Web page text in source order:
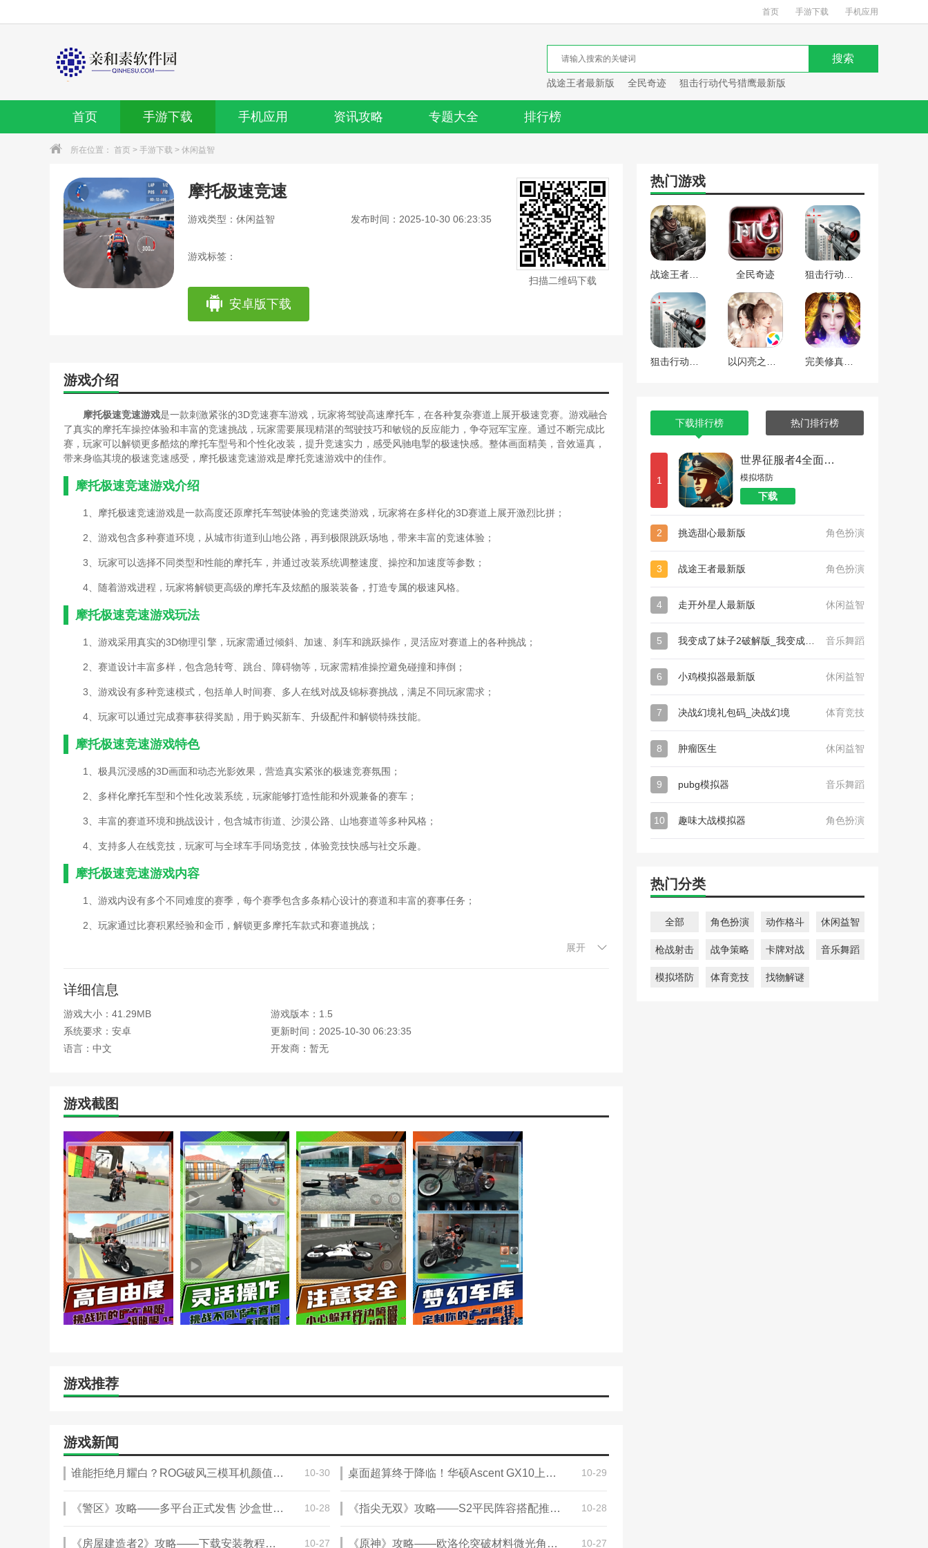
首页 手游下载 手机应用
战途王者最新版 全民奇迹 狙击行动代号猎鹰最新版
首页 手游下载 手机应用 资讯攻略 专题大全 排行榜
所在位置： 首页 > 手游下载 > 休闲益智
摩托极速竞速
游戏类型：休闲益智 发布时间：2025-10-30 06:23:35
游戏标签：
安卓版下载
扫描二维码下载
游戏介绍
摩托极速竞速游戏是一款刺激紧张的3D竞速赛车游戏，玩家将驾驶高速摩托车，在各种复杂赛道上展开极速竞赛。游戏融合
了真实的摩托车操控体验和丰富的竞速挑战，玩家需要展现精湛的驾驶技巧和敏锐的反应能力，争夺冠军宝座。通过不断完成比
赛，玩家可以解锁更多酷炫的摩托车型号和个性化改装，提升竞速实力，感受风驰电掣的极速快感。整体画面精美，音效逼真，
带来身临其境的极速竞速感受，摩托极速竞速游戏是摩托竞速游戏中的佳作。
摩托极速竞速游戏介绍
1、摩托极速竞速游戏是一款高度还原摩托车驾驶体验的竞速类游戏，玩家将在多样化的3D赛道上展开激烈比拼；
2、游戏包含多种赛道环境，从城市街道到山地公路，再到极限跳跃场地，带来丰富的竞速体验；
3、玩家可以选择不同类型和性能的摩托车，并通过改装系统调整速度、操控和加速度等参数；
4、随着游戏进程，玩家将解锁更高级的摩托车及炫酷的服装装备，打造专属的极速风格。
摩托极速竞速游戏玩法
1、游戏采用真实的3D物理引擎，玩家需通过倾斜、加速、刹车和跳跃操作，灵活应对赛道上的各种挑战；
2、赛道设计丰富多样，包含急转弯、跳台、障碍物等，玩家需精准操控避免碰撞和摔倒；
3、游戏设有多种竞速模式，包括单人时间赛、多人在线对战及锦标赛挑战，满足不同玩家需求；
4、玩家可以通过完成赛事获得奖励，用于购买新车、升级配件和解锁特殊技能。
摩托极速竞速游戏特色
1、极具沉浸感的3D画面和动态光影效果，营造真实紧张的极速竞赛氛围；
2、多样化摩托车型和个性化改装系统，玩家能够打造性能和外观兼备的赛车；
3、丰富的赛道环境和挑战设计，包含城市街道、沙漠公路、山地赛道等多种风格；
4、支持多人在线竞技，玩家可与全球车手同场竞技，体验竞技快感与社交乐趣。
摩托极速竞速游戏内容
1、游戏内设有多个不同难度的赛季，每个赛季包含多条精心设计的赛道和丰富的赛事任务；
2、玩家通过比赛积累经验和金币，解锁更多摩托车款式和赛道挑战；
摩托极速竞速游戏凭借流畅真实的操控体验和多样化的竞速玩法，成功吸引了竞速游戏爱好者。游戏中的3D赛道设计细致丰
富，既考验玩家的驾驶技巧，也考验策略和反应速度。多样的摩托车型与改装系统给予玩家极大的自由度，能够根据个人喜好打
展开
详细信息
游戏大小：41.29MB
游戏版本：1.5
系统要求：安卓
更新时间：2025-10-30 06:23:35
语言：中文
开发商：暂无
游戏截图
游戏推荐
游戏新闻
谁能拒绝月耀白？ROG破风三模耳机颜值音质全都要 10-30 桌面超算终于降临！华硕Ascent GX10上架开售，你的桌面AI革命来了！ 10-29
《警区》攻略——多平台正式发售 沙盒世界打击犯罪模拟 10-28 《指尖无双》攻略——S2平民阵容搭配推荐攻略 10-28
《房屋建造者2》攻略——下载安装教程介绍 10-27 《原神》攻略——欧洛伦突破材料微光角菌采集路线攻略 10-27
热门游戏
全民奇迹
下载排行榜 热门排行榜
1
世界征服者4全面战争
模拟塔防
下载
2 挑选甜心最新版 角色扮演
3 战途王者最新版 角色扮演
4 走开外星人最新版 休闲益智
5 音乐舞蹈
6 小鸡模拟器最新版 休闲益智
7 决战幻境礼包码_决战幻境 体育竞技
8 肿瘤医生 休闲益智
9 pubg模拟器 音乐舞蹈
10 趣味大战模拟器 角色扮演
热门分类
全部 角色扮演 动作格斗 休闲益智
枪战射击 战争策略 卡牌对战 音乐舞蹈
模拟塔防 体育竞技 找物解谜